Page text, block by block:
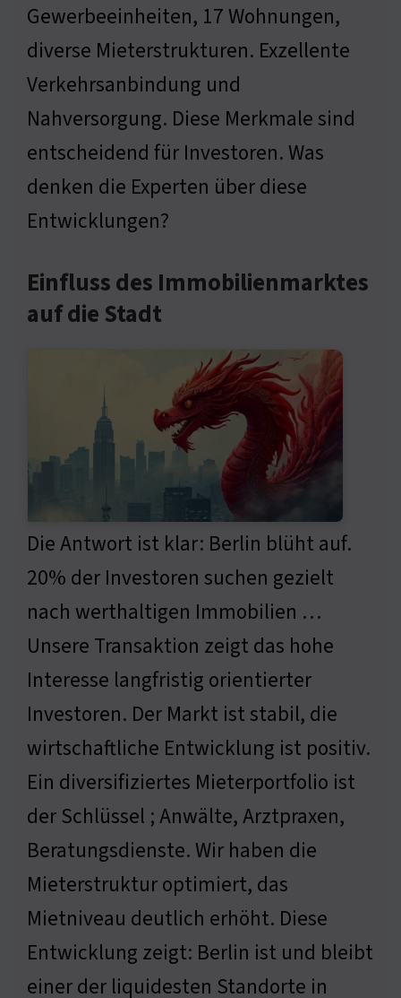
Gewerbeeinheiten, 17 Wohnungen,
diverse Mieterstrukturen. Exzellente
Verkehrsanbindung und
Nahversorgung. Diese Merkmale sind
entscheidend für Investoren. Was
denken die Experten über diese
Entwicklungen?
Einfluss des Immobilienmarktes
auf die Stadt
Die Antwort ist klar: Berlin blüht auf.
20% der Investoren suchen gezielt
nach werthaltigen Immobilien …
Unsere Transaktion zeigt das hohe
Interesse langfristig orientierter
Investoren. Der Markt ist stabil, die
wirtschaftliche Entwicklung ist positiv.
Ein diversifiziertes Mieterportfolio ist
der Schlüssel ; Anwälte, Arztpraxen,
Beratungsdienste. Wir haben die
Mieterstruktur optimiert, das
Mietniveau deutlich erhöht. Diese
Entwicklung zeigt: Berlin ist und bleibt
einer der liquidesten Standorte in